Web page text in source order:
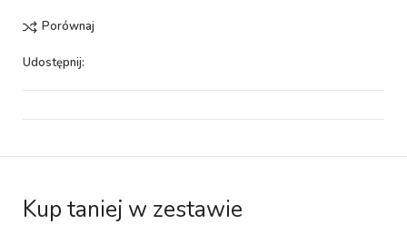
Porównaj
Udostępnij:
Kup taniej w zestawie